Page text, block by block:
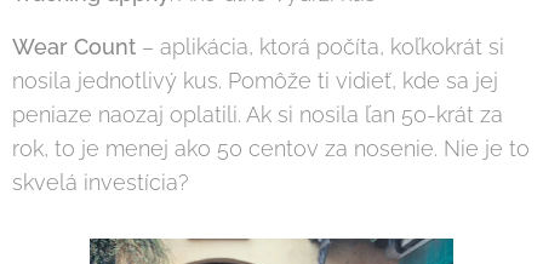
Wear Count – aplikácia, ktorá počíta, koľkokrát si
nosila jednotlivý kus. Pomôže ti vidieť, kde sa jej
peniaze naozaj oplatili. Ak si nosila ľan 50-krát za
rok, to je menej ako 50 centov za nosenie. Nie je to
skvelá investícia?